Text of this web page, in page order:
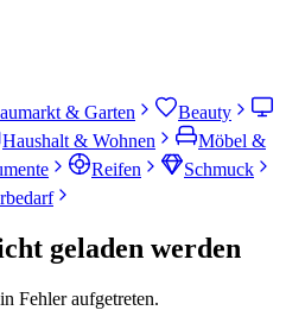
& Garten
Beauty
Haushalt & Wohnen
Möbel &
Reifen
Schmuck
geladen werden
Fehler aufgetreten.